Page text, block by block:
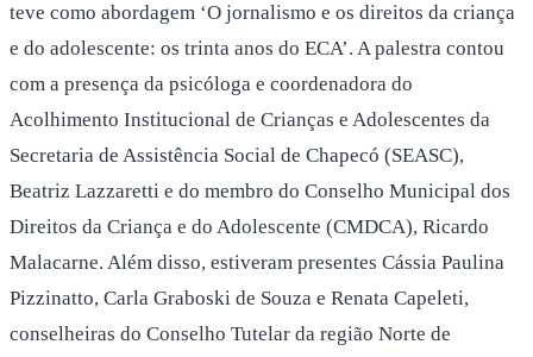
teve como abordagem ‘O jornalismo e os direitos da criança
e do adolescente: os trinta anos do ECA’. A palestra contou
com a presença da psicóloga e coordenadora do
Acolhimento Institucional de Crianças e Adolescentes da
Secretaria de Assistência Social de Chapecó (SEASC),
Beatriz Lazzaretti e do membro do Conselho Municipal dos
Direitos da Criança e do Adolescente (CMDCA), Ricardo
Malacarne. Além disso, estiveram presentes Cássia Paulina
Pizzinatto, Carla Graboski de Souza e Renata Capeleti,
conselheiras do Conselho Tutelar da região Norte de